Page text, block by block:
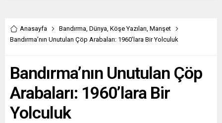
Anasayfa Bandırma Dünya Köşe Yazıları Manşet
Bandırma’nın Unutulan Çöp Arabaları: 1960’lara Bir Yolculuk
Bandırma’nın Unutulan Çöp
Arabaları: 1960’lara Bir
Yolculuk